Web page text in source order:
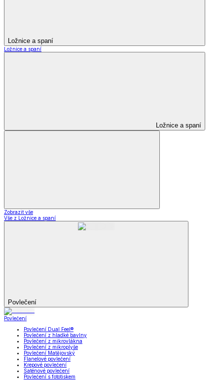
Ložnice a spaní
Ložnice a spaní
Ložnice a spaní
Zobrazit vše
Vše z Ložnice a spaní
Povlečení
Povlečení
Povlečení Dual Feel®
Povlečení z hladké bavlny
Povlečení z mikrovlákna
Povlečení z mikroplyše
Povlečení Matějovský
Flanelové povlečení
Krepové povlečení
Saténové povlečení
Povlečení s fototiskem